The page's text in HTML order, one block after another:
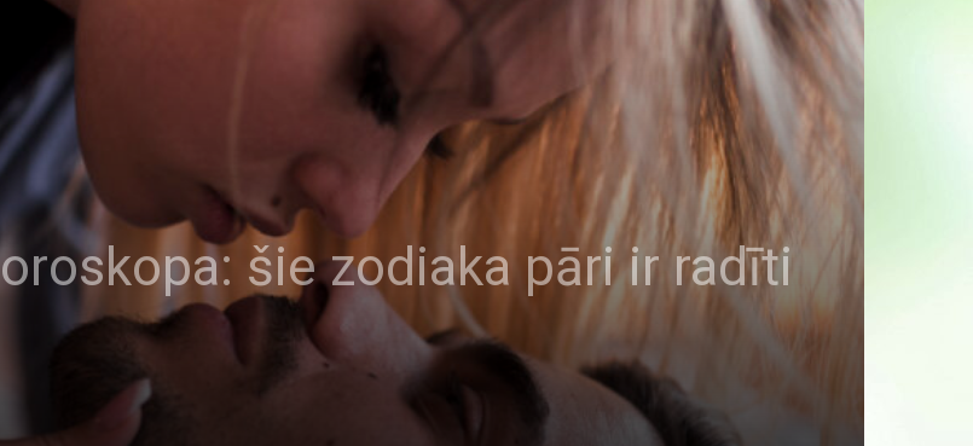
šie zodiaka pāri ir radīti